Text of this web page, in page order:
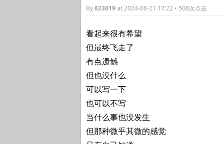
By823019at 2024-06-21 17:22 • 508次点击
看起来很有希望
但最终飞走了
有点遗憾
但也没什么
可以写一下
也可以不写
当什么事也没发生
但那种微乎其微的感觉